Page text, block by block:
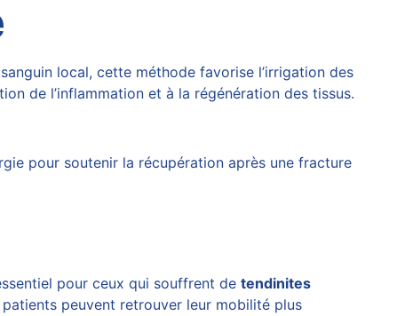
local, cette méthode favorise l’irrigation des
de l’inflammation et à la régénération des tissus.
pour soutenir la récupération après une fracture
pour ceux qui souffrent detendinites
peuvent retrouver leur mobilité plus